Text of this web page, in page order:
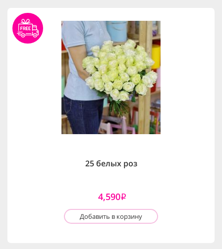
25 белых роз
4,590i
Добавить в корзину